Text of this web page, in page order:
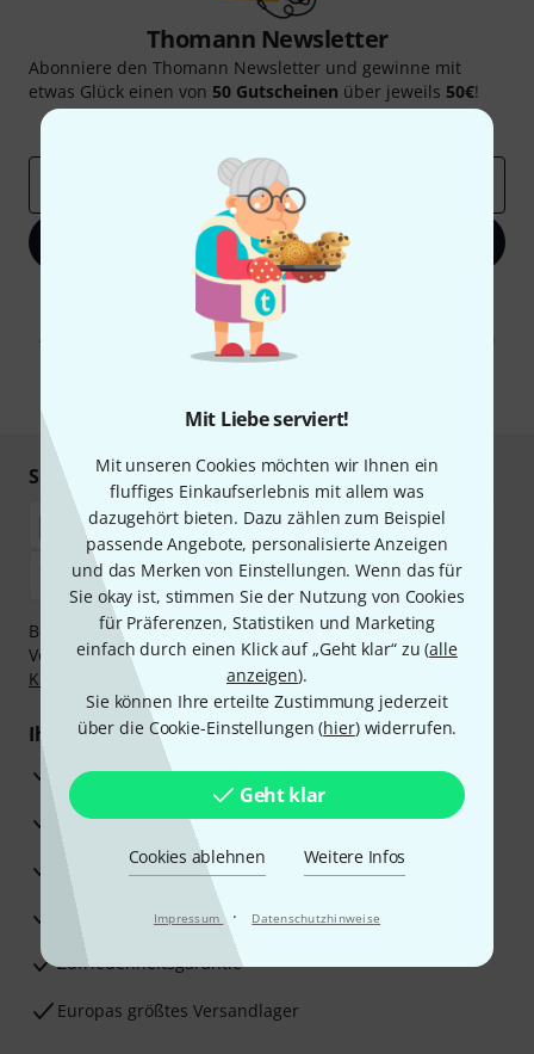
Mit Liebe serviert!
Mit unseren Cookies möchten wir Ihnen ein
fluffiges Einkaufserlebnis mit allem was
dazugehört bieten. Dazu zählen zum Beispiel
passende Angebote, personalisierte Anzeigen
und das Merken von Einstellungen. Wenn das für
Sie okay ist, stimmen Sie der Nutzung von Cookies
für Präferenzen, Statistiken und Marketing
einfach durch einen Klick auf „Geht klar“ zu (alle
anzeigen).
Sie können Ihre erteilte Zustimmung jederzeit
über die Cookie-Einstellungen (hier) widerrufen.
Geht klar
Cookies ablehnen Weitere Infos
Impressum · Datenschutzhinweise
Thomann Newsletter
Abonniere den Thomann Newsletter und gewinne mit
etwas Glück einen von 50 Gutscheinen über jeweils 50€!
Thomann Insights
Jetzt anmelden
Mit Klick auf „Jetzt anmelden“ stimmen Sie dem Erhalt von E-Mail-
Werbung und einer Messung des E-Mail-Nutzungsverhaltens zu. Die
Abmeldung ist jederzeit möglich. Weitere Informationen finden Sie in
unserenDatenschutzhinweisen
Sicher einkaufen & bezahlen
Bezahlen Sie vertraulich und sicher per Nachnahme,
Vorkasse, PayPal, Amazon Pay,Klarna Sofort bezahlen
Klarna Ratenzahlung
oder Kreditkarte.
Ihre Vorteile
3 Jahre Thomann Garantie
30 Tage Money-Back-Garantie
Reparaturservice
Beratung durch Fachexperten
Zufriedenheitsgarantie
Europas größtes Versandlager